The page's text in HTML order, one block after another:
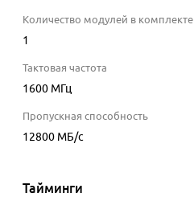
Количество модулей в комплекте
1
Тактовая частота
1600 МГц
Пропускная способность
12800 МБ/с
Тайминги